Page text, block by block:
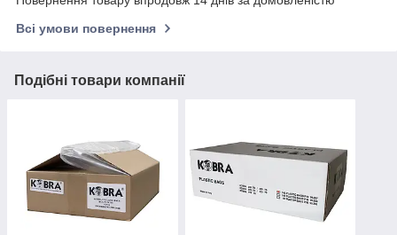
Всі умови повернення
Подібні товари компанії